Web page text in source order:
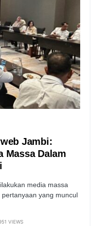
Jambi:
Massa Dalam
media massa
yang muncul
VIEWS